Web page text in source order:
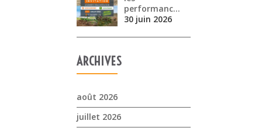
performanc…
30 juin 2026
ARCHIVES
août 2026
juillet 2026